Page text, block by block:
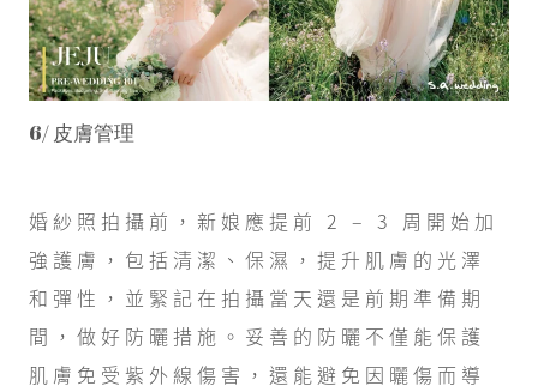
6/ 皮膚管理
婚紗照拍攝前，新娘應提前 2 – 3 周開始加
強護膚，包括清潔、保濕，提升肌膚的光澤
和彈性，並緊記在拍攝當天還是前期準備期
間，做好防曬措施。妥善的防曬不僅能保護
肌膚免受紫外線傷害，還能避免因曬傷而導